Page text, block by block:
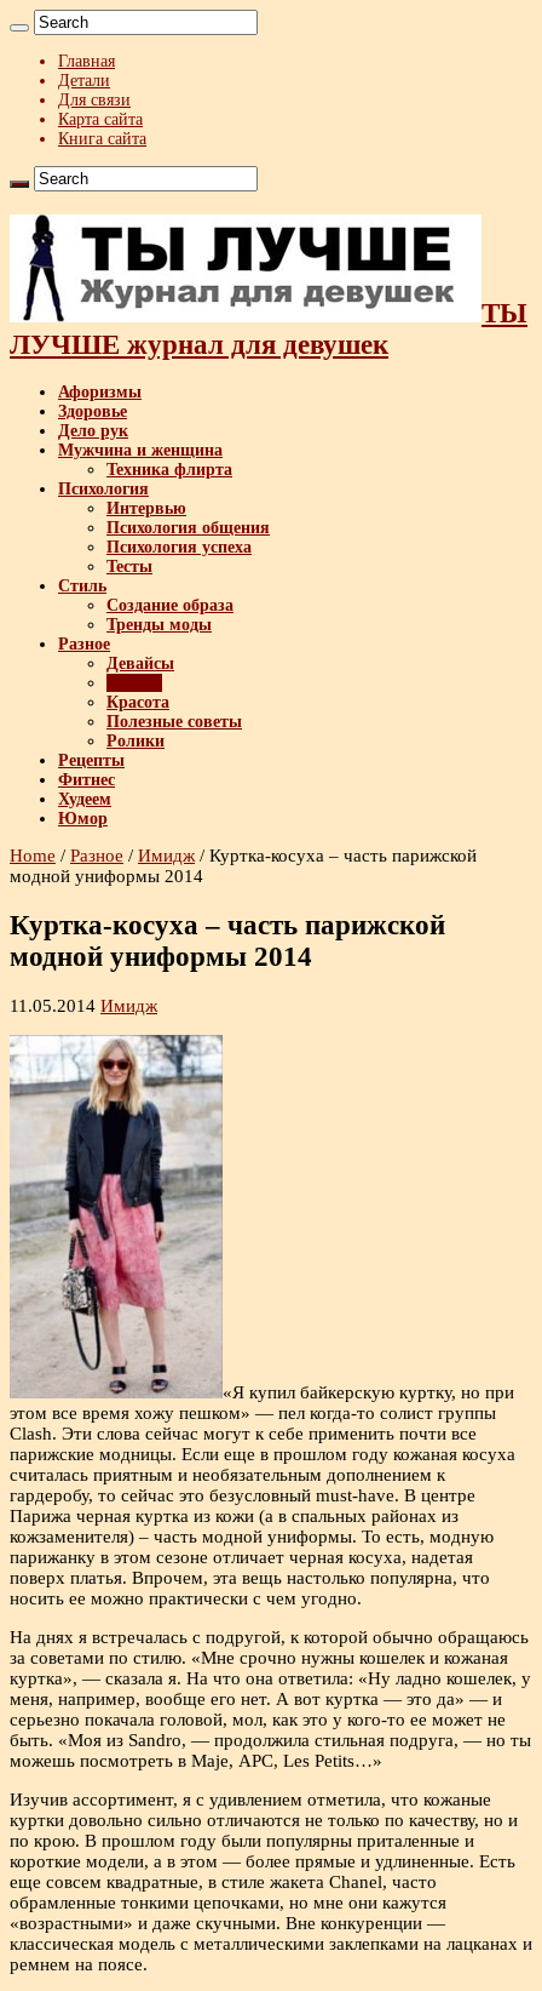
Главная
Детали
Для связи
Карта сайта
Книга сайта
ТЫ
ЛУЧШЕ журнал для девушек
Афоризмы
Здоровье
Дело рук
Мужчина и женщина
Техника флирта
Психология
Интервью
Психология общения
Психология успеха
Тесты
Стиль
Создание образа
Тренды моды
Разное
Девайсы
Красота
Полезные советы
Ролики
Рецепты
Фитнес
Худеем
Юмор
Home / Разное / Имидж / Куртка-косуха – часть парижской
модной униформы 2014
Куртка-косуха – часть парижской
модной униформы 2014
11.05.2014 Имидж
«Я купил байкерскую куртку, но при
этом все время хожу пешком» — пел когда-то солист группы
Clash. Эти слова сейчас могут к себе применить почти все
парижские модницы. Если еще в прошлом году кожаная косуха
считалась приятным и необязательным дополнением к
гардеробу, то сейчас это безусловный must-have. В центре
Парижа черная куртка из кожи (а в спальных районах из
кожзаменителя) – часть модной униформы. То есть, модную
парижанку в этом сезоне отличает черная косуха, надетая
поверх платья. Впрочем, эта вещь настолько популярна, что
носить ее можно практически с чем угодно.
На днях я встречалась с подругой, к которой обычно обращаюсь
за советами по стилю. «Мне срочно нужны кошелек и кожаная
куртка», — сказала я. На что она ответила: «Ну ладно кошелек, у
меня, например, вообще его нет. А вот куртка — это да» — и
серьезно покачала головой, мол, как это у кого-то ее может не
быть. «Моя из Sandro, — продолжила стильная подруга, — но ты
можешь посмотреть в Maje, АРС, Les Petits…»
Изучив ассортимент, я с удивлением отметила, что кожаные
куртки довольно сильно отличаются не только по качеству, но и
по крою. В прошлом году были популярны приталенные и
короткие модели, а в этом — более прямые и удлиненные. Есть
еще совсем квадратные, в стиле жакета Chanel, часто
обрамленные тонкими цепочками, но мне они кажутся
«возрастными» и даже скучными. Вне конкуренции —
классическая модель с металлическими заклепками на лацканах и
ремнем на поясе.